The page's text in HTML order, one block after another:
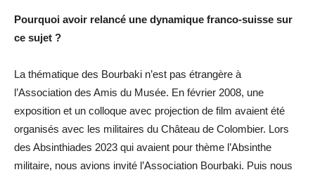
Pourquoi avoir relancé une dynamique franco-suisse sur
ce sujet ?
La thématique des Bourbaki n’est pas étrangère à
l’Association des Amis du Musée. En février 2008, une
exposition et un colloque avec projection de film avaient été
organisés avec les militaires du Château de Colombier. Lors
des Absinthiades 2023 qui avaient pour thème l’Absinthe
militaire, nous avions invité l’Association Bourbaki. Puis nous